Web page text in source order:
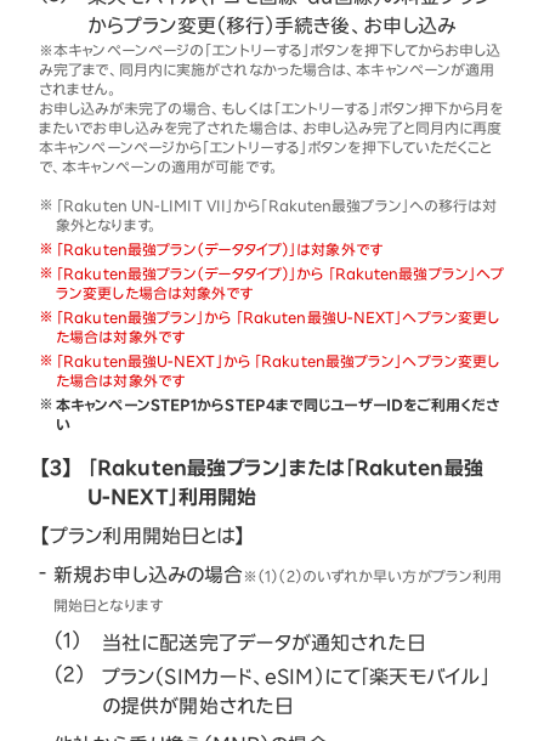
からプラン変更（移行）手続き後、お申し込み
※本キャンペーンページの「エントリーする」ボタンを押下してからお申し込
み完了まで、同月内に実施がされなかった場合は、本キャンペーンが適用
されません。
お申し込みが未完了の場合、もしくは「エントリーする」ボタン押下から月を
またいでお申し込みを完了された場合は、お申し込み完了と同月内に再度
本キャンペーンページから「エントリーする」ボタンを押下していただくこと
で、本キャンペーンの適用が可能です。
「Rakuten UN-LIMIT VII」から「Rakuten最強プラン」への移行は対
象外となります。
「Rakuten最強プラン（データタイプ）」は対象外です
「Rakuten最強プラン（データタイプ）」から 「Rakuten最強プラン」へプ
ラン変更した場合は対象外です
「Rakuten最強プラン」から 「Rakuten最強U-NEXT」へプラン変更し
た場合は対象外です
「Rakuten最強U-NEXT」から 「Rakuten最強プラン」へプラン変更し
た場合は対象外です
本キャンペーンSTEP1からSTEP4まで同じユーザーIDをご利用くださ
い
【3】
「Rakuten最強プラン」または「Rakuten最強
U-NEXT」利用開始
【プラン利用開始日とは】
新規お申し込みの場合 ※（1）（2）のいずれか早い方がプラン利用
開始日となります
当社に配送完了データが通知された日
プラン（SIMカード、eSIM）にて「楽天モバイル」
の提供が開始された日